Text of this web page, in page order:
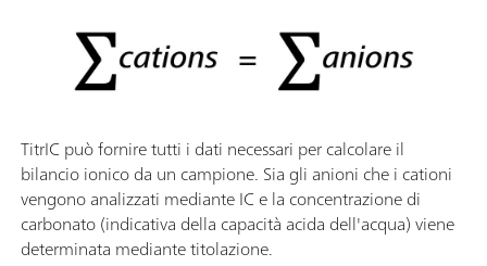
TitrIC può fornire tutti i dati necessari per calcolare il
bilancio ionico da un campione. Sia gli anioni che i cationi
vengono analizzati mediante IC e la concentrazione di
carbonato (indicativa della capacità acida dell'acqua) viene
determinata mediante titolazione.